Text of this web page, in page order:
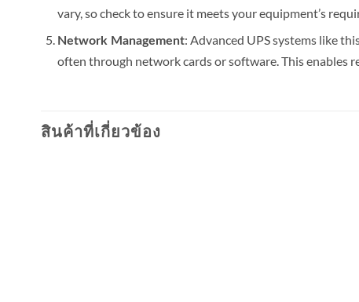
vary, so check to ensure it meets your equipment’s
Network Management: Advanced UPS systems like
often through network cards or software. This enables
สินค้าที่เกี่ยวข้อง